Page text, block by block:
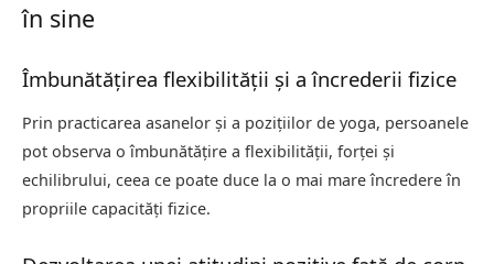
în sine
Îmbunătățirea flexibilității și a încrederii fizice
Prin practicarea asanelor și a pozițiilor de yoga, persoanele
pot observa o îmbunătățire a flexibilității, forței și
echilibrului, ceea ce poate duce la o mai mare încredere în
propriile capacități fizice.